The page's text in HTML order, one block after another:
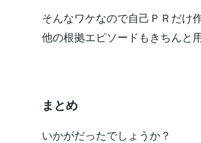
そんなワケなので自己ＰＲだけ
他の根拠エピソードもきちんと
まとめ
いかがだったでしょうか？